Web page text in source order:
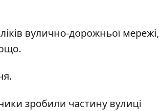
вулично-дорожньої мережі,
зробили частину вулиці